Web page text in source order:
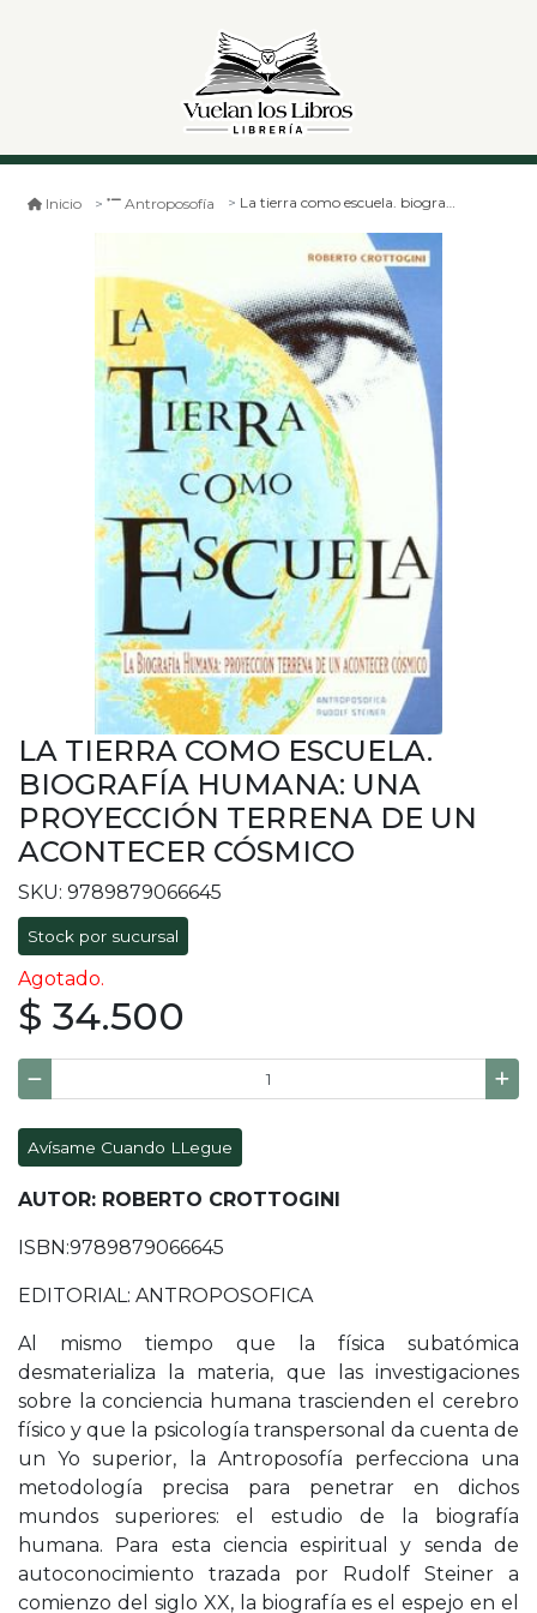
Inicio Antroposofía La tierra como escuela. biografía humana: una proyección terrena de un acontecer cósmico
LA TIERRA COMO ESCUELA.
BIOGRAFÍA HUMANA: UNA
PROYECCIÓN TERRENA DE UN
ACONTECER CÓSMICO
SKU: 9789879066645
Stock por sucursal
Agotado.
$ 34.500
Avísame Cuando LLegue
AUTOR: ROBERTO CROTTOGINI
ISBN:9789879066645
EDITORIAL: ANTROPOSOFICA
Al mismo tiempo que la física subatómica
desmaterializa la materia, que las investigaciones
sobre la conciencia humana trascienden el cerebro
físico y que la psicología transpersonal da cuenta de
un Yo superior, la Antroposofía perfecciona una
metodología precisa para penetrar en dichos
mundos superiores: el estudio de la biografía
humana. Para esta ciencia espiritual y senda de
autoconocimiento trazada por Rudolf Steiner a
comienzo del siglo XX, la biografía es el espejo en el